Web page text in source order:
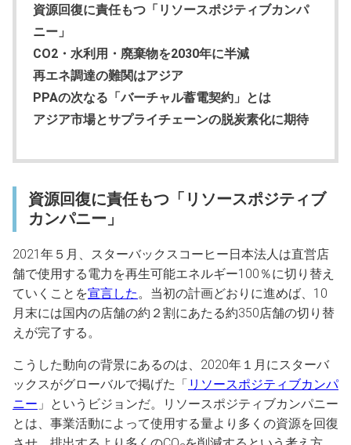
資源回復に責任もつ「リソースポジティブカンパ
ニー」
CO2・水利用・廃棄物を2030年に半減
再エネ調達の難関はアジア
PPAの次なる「バーチャル蓄電契約」とは
アジア市場とサプライチェーンの脱炭素化に期待
資源回復に責任もつ「リソースポジティブ
カンパニー」
2021年５月、スターバックスコーヒー日本法人は直営店
舗で使用する電力を再生可能エネルギー100％に切り替え
ていくことを宣言した 。当初の計画どおりに進めば、10
月末には国内の店舗の約２割にあたる約350店舗の切り替
えが完了する。
こうした動向の背景にあるのは、2020年１月にスターバ
ックスがグローバルで掲げた「 リソースポジティブカンパ
ニー 」というビジョンだ。リソースポジティブカンパニー
とは、事業活動によって使用する量より多くの資源を回復